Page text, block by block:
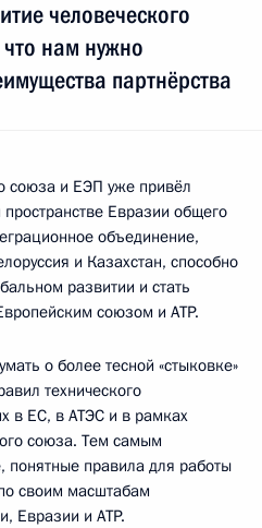
человеческого
нам нужно
партнёрства
союза и ЕЭП уже привёл
Евразии общего
объединение,
и Казахстан, способно
развитии и стать
союзом и АТР.
о более тесной «стыковке»
технического
в ЕС, в АТЭС и в рамках
союза. Тем самым
понятные правила для работы
своим масштабам
Евразии и АТР.